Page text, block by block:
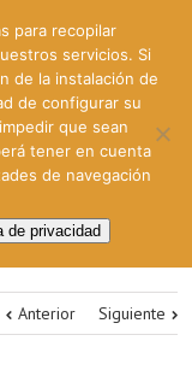
Anterior Siguiente
para recopilar
servicios. Si
de la instalación de
de configurar su
que sean
tener en cuenta
de navegación
de privacidad